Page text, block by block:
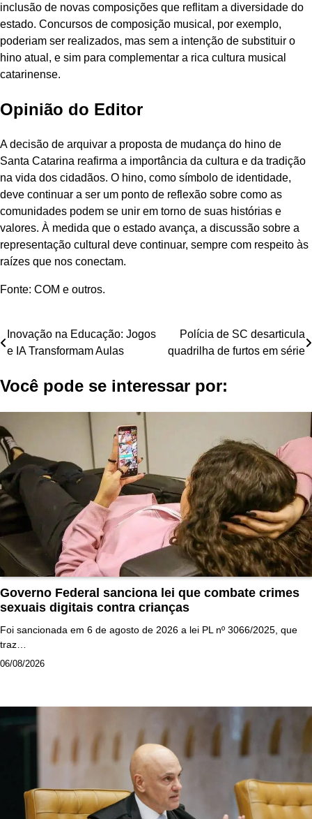
inclusão de novas composições que reflitam a diversidade do
estado. Concursos de composição musical, por exemplo,
poderiam ser realizados, mas sem a intenção de substituir o
hino atual, e sim para complementar a rica cultura musical
catarinense.
Opinião do Editor
A decisão de arquivar a proposta de mudança do hino de
Santa Catarina reafirma a importância da cultura e da tradição
na vida dos cidadãos. O hino, como símbolo de identidade,
deve continuar a ser um ponto de reflexão sobre como as
comunidades podem se unir em torno de suas histórias e
valores. À medida que o estado avança, a discussão sobre a
representação cultural deve continuar, sempre com respeito às
raízes que nos conectam.
Fonte: COM e outros.
Navegação
Post
Inovação na Educação: Jogos
e IA Transformam Aulas
Polícia de SC desarticula
quadrilha de furtos em série
Você pode se interessar por:
Governo Federal sanciona lei que combate crimes
sexuais digitais contra crianças
Foi sancionada em 6 de agosto de 2026 a lei PL nº 3066/2025, que
traz…
06/08/2026